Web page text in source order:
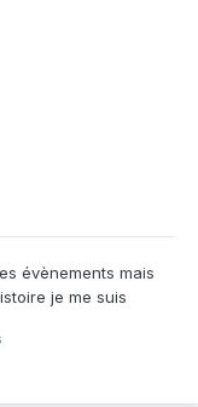
évènements mais
je me suis
et
chouette à lire.